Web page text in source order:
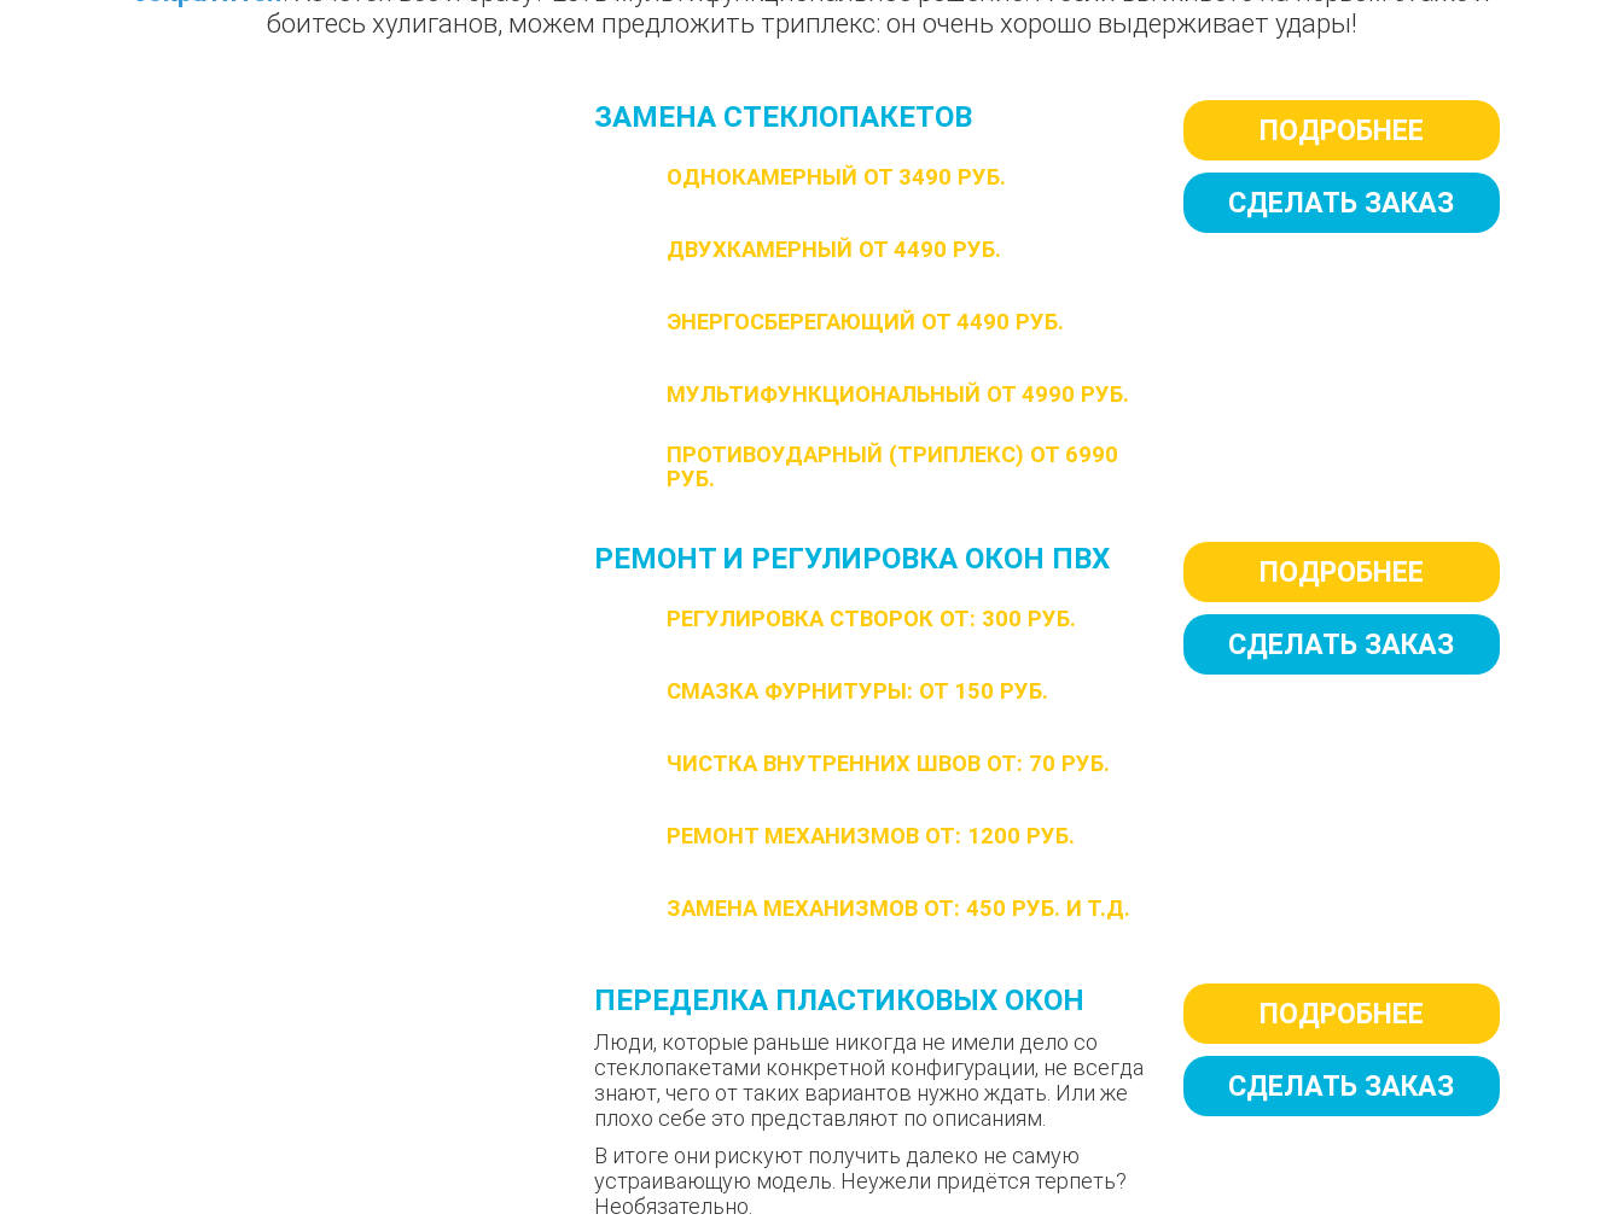
боитесь хулиганов, можем предложить триплекс: он очень хорошо выдерживает удары!
ЗАМЕНА СТЕКЛОПАКЕТОВ
ОДНОКАМЕРНЫЙ ОТ 3490 РУБ.
ДВУХКАМЕРНЫЙ ОТ 4490 РУБ.
ЭНЕРГОСБЕРЕГАЮЩИЙ ОТ 4490 РУБ.
МУЛЬТИФУНКЦИОНАЛЬНЫЙ ОТ 4990 РУБ.
ПРОТИВОУДАРНЫЙ (ТРИПЛЕКС) ОТ 6990
РУБ.
ПОДРОБНЕЕ
СДЕЛАТЬ ЗАКАЗ
РЕМОНТ И РЕГУЛИРОВКА ОКОН ПВХ
РЕГУЛИРОВКА СТВОРОК ОТ: 300 РУБ.
СМАЗКА ФУРНИТУРЫ: ОТ 150 РУБ.
ЧИСТКА ВНУТРЕННИХ ШВОВ ОТ: 70 РУБ.
РЕМОНТ МЕХАНИЗМОВ ОТ: 1200 РУБ.
ЗАМЕНА МЕХАНИЗМОВ ОТ: 450 РУБ. И Т.Д.
ПОДРОБНЕЕ
СДЕЛАТЬ ЗАКАЗ
ПЕРЕДЕЛКА ПЛАСТИКОВЫХ ОКОН
Люди, которые раньше никогда не имели дело со
стеклопакетами конкретной конфигурации, не всегда
знают, чего от таких вариантов нужно ждать. Или же
плохо себе это представляют по описаниям.
В итоге они рискуют получить далеко не самую
устраивающую модель. Неужели придётся терпеть?
Необязательно.
ПОДРОБНЕЕ
СДЕЛАТЬ ЗАКАЗ